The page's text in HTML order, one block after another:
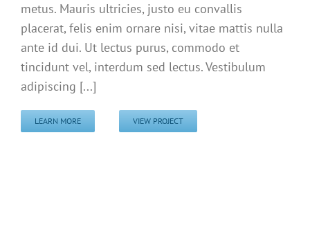
metus. Mauris ultricies, justo eu convallis
placerat, felis enim ornare nisi, vitae mattis nulla
ante id dui. Ut lectus purus, commodo et
tincidunt vel, interdum sed lectus. Vestibulum
adipiscing [...]
LEARN MORE VIEW PROJECT